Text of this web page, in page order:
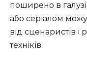
поширено в
або серіалом
від сценаристів і
техніків.